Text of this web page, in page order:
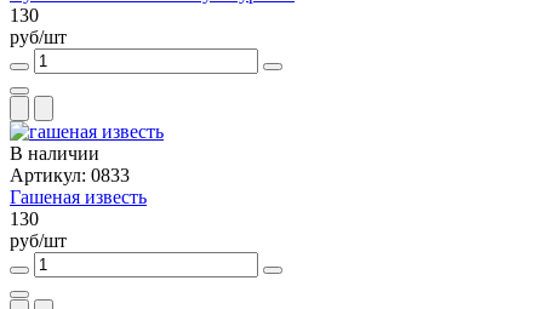
130
руб/шт
В наличии
Артикул: 0833
Гашеная известь
130
руб/шт